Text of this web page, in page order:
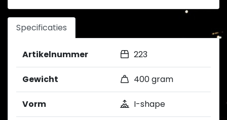
Specificaties
Artikelnummer 223
Gewicht 400 gram
Vorm I-shape